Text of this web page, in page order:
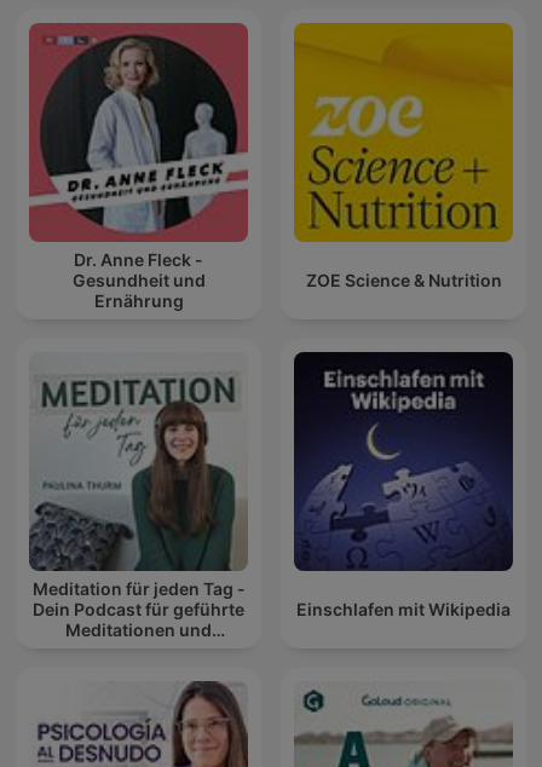
Dr. Anne Fleck -
Gesundheit und
Ernährung
ZOE Science & Nutrition
Meditation für jeden Tag -
Dein Podcast für geführte
Meditationen und
Einschlafen mit Wikipedia